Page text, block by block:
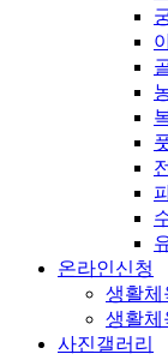
온라인신청
생활체
생활체
사진갤러리